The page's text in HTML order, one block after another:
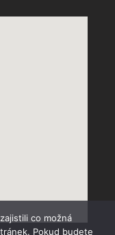
co možná
Pokud budete